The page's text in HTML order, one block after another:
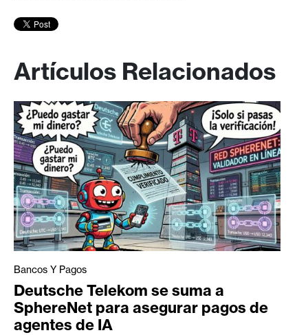
Artículos Relacionados
Bancos Y Pagos
Deutsche Telekom se suma a
SphereNet para asegurar pagos de
agentes de IA